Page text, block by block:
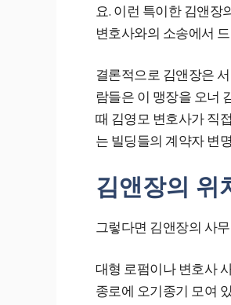
요. 이런 특이한 김앤장
변호사와의 소송에서
결론적으로 김앤장은
람들은 이 맹장을 오너
때 김영모 변호사가 직
는 빌딩들의 계약자 변
김앤장의 위
그렇다면 김앤장의 사
대형 로펌이나 변호사
종로에 오기종기 모여